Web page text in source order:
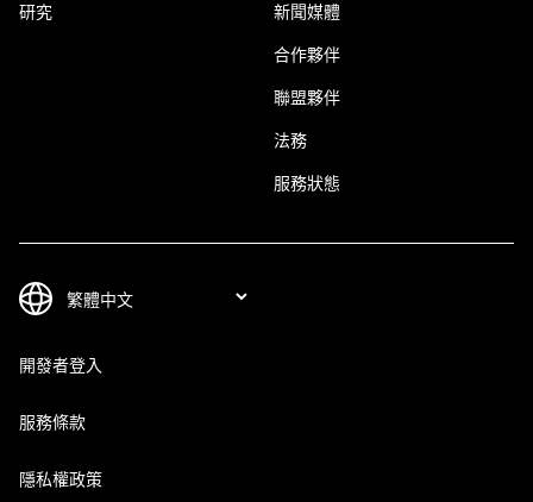
研究 新聞媒體
合作夥伴
聯盟夥伴
法務
服務狀態
開發者登入
服務條款
隱私權政策